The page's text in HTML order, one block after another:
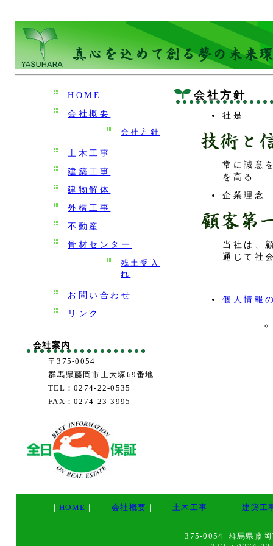
HOME
会社概要
会社方針
土木工事
建築工事
建物解体
外構工事
不動産
骨材センター
残土受入
れ
お問い合わせ
リンク
会社案内
〒375-0054
群馬県藤岡市上大塚69番地
TEL：0274-22-0535
FAX：0274-23-3995
会社方針
社是
常に誠意
を高る
企業理念
当社は、
通じて社
個人情報
｜HOME ｜ ｜会社概要 ｜ ｜土木工事 ｜ ｜建築工
375-0054 群馬県藤